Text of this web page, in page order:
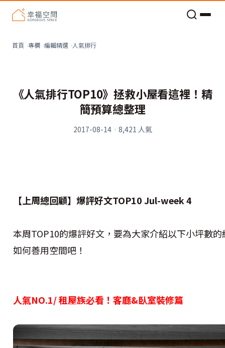
首頁 專欄 編輯精選 人氣排行
《人氣排行TOP10》拯救小屋看這裡！精
簡預算總整理
2017-08-14· 8,421 人氣
【上周總回顧】爆評好文TOP10 Jul-week 4
本周TOP10的爆評好文，要為大家介紹以下小坪數
如何善用空間吧！
人氣NO.1/ 租屋族必看！客廳&臥室裝修篇